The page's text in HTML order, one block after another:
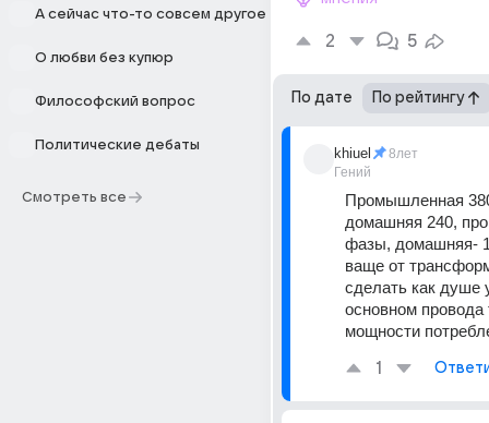
А сейчас что-то совсем другое
О любви без купюр
Философский вопрос
Политические дебаты
Смотреть все
2 5
По дате По рейтингу
khiuel
Гений
8лет
Промышленная
домашняя 240,
фазы, домашняя-
ваще от
сделать как душе
основном
мощности
1